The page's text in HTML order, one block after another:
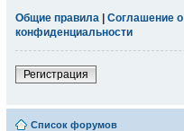
Общие правила | Соглашение о
конфиденциальности
Регистрация
Список форумов